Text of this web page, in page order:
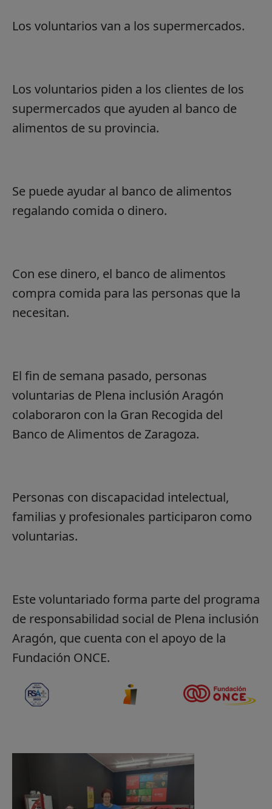
Los voluntarios van a los supermercados.
Los voluntarios piden a los clientes de los
supermercados que ayuden al banco de
alimentos de su provincia.
Se puede ayudar al banco de alimentos
regalando comida o dinero.
Con ese dinero, el banco de alimentos
compra comida para las personas que la
necesitan.
El fin de semana pasado, personas
voluntarias de Plena inclusión Aragón
colaboraron con la Gran Recogida del
Banco de Alimentos de Zaragoza.
Personas con discapacidad intelectual,
familias y profesionales participaron como
voluntarias.
Este voluntariado forma parte del programa
de responsabilidad social de Plena inclusión
Aragón, que cuenta con el apoyo de la
Fundación ONCE.